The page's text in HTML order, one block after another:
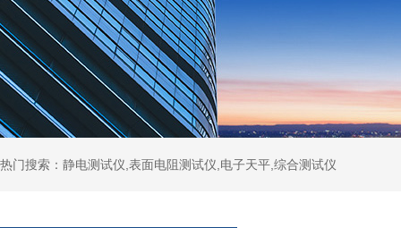
热门搜索：静电测试仪,表面电阻测试仪,电子天平,综合测试仪